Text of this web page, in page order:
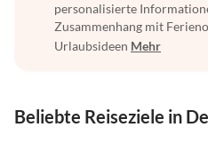
personalisierte
Zusammenhang mit
Urlaubsideen Mehr
Beliebte Reiseziele in